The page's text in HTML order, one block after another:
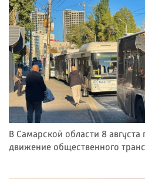
В Самарской области 8 августа
движение общественного